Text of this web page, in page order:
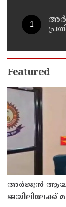
Featured
അര്‍ജുന്‍
ജയിലിലേക്ക്